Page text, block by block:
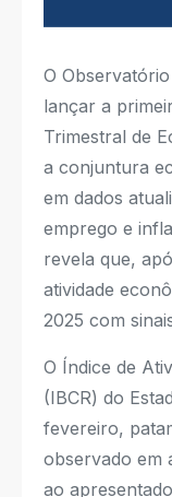
O
lançar a
Trimestral de
a conjuntura
em dados
emprego e
revela que,
atividade
2025 com
O Índice de
(IBCR) do
fevereiro,
observado em
ao